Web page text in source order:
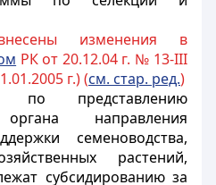
изменения в
РК от 20.12.04 г. № 13-III
г.) (см. стар. ред.)
по представлению
направления
семеноводства,
растений,
субсидированию за